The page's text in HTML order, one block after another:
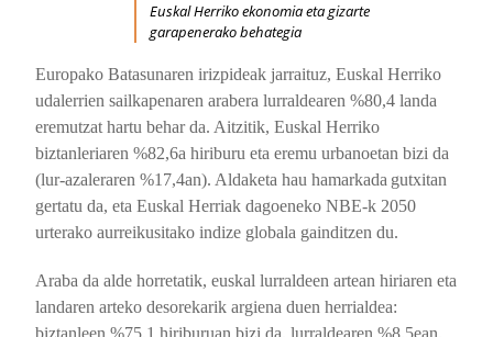
Euskal Herriko ekonomia eta gizarte
garapenerako behategia
Europako Batasunaren irizpideak jarraituz, Euskal Herriko
udalerrien sailkapenaren arabera lurraldearen %80,4 landa
eremutzat hartu behar da. Aitzitik, Euskal Herriko
biztanleriaren %82,6a hiriburu eta eremu urbanoetan bizi da
(lur-azaleraren %17,4an). Aldaketa hau hamarkada gutxitan
gertatu da, eta Euskal Herriak dagoeneko NBE-k 2050
urterako aurreikusitako indize globala gainditzen du.
Araba da alde horretatik, euskal lurraldeen artean hiriaren eta
landaren arteko desorekarik argiena duen herrialdea:
biztanleen %75,1 hiriburuan bizi da, lurraldearen %8,5ean,